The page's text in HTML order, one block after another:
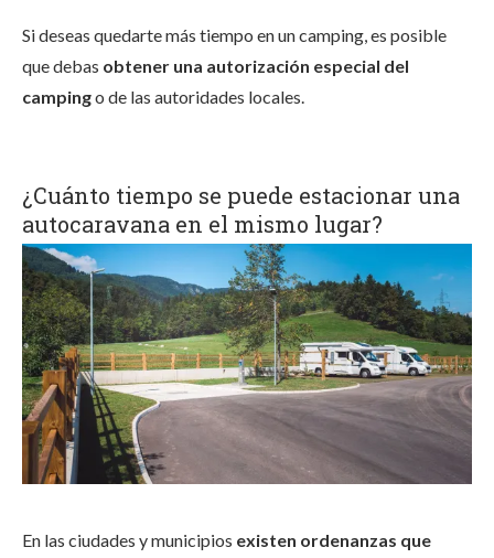
Si deseas quedarte más tiempo en un camping, es posible
que debas obtener una autorización especial del
campingo de las autoridades locales.
¿Cuánto tiempo se puede estacionar una
autocaravana en el mismo lugar?
En las ciudades y municipios existen ordenanzas que